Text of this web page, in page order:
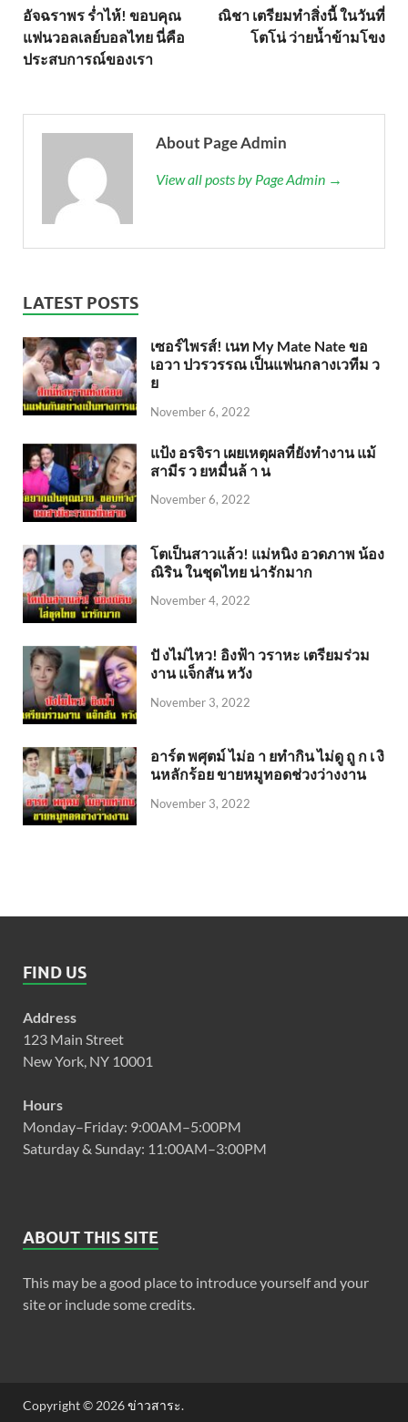
อัจฉราพร ร่ำไห้! ขอบคุณ
แฟนวอลเลย์บอลไทย นี่คือ
ประสบการณ์ของเรา
ณิชา เตรียมทำสิ่งนี้ ในวันที่
โตโน่ ว่ายน้ำข้ามโขง
About Page Admin
View all posts by Page Admin →
LATEST POSTS
เซอร์ไพรส์! เนท My Mate Nate ขอ
เอวา ปวรวรรณ เป็นแฟนกลางเวทีม ว
ย
November 6, 2022
แป้ง อรจิรา เผยเหตุผลที่ยังทำงาน แม้
สามีร ว ยหมื่นล้ า น
November 6, 2022
โตเป็นสาวแล้ว! แม่หนิง อวดภาพ น้อง
ณิริน ในชุดไทย น่ารักมาก
November 4, 2022
ปั งไม่ไหว! อิงฟ้า วราหะ เตรียมร่วม
งาน แจ็กสัน หวัง
November 3, 2022
อาร์ต พศุตม์ ไม่อ า ยทำกิน ไม่ดู ถู ก เ งิ
นหลักร้อย ขายหมูทอดช่วงว่างงาน
November 3, 2022
FIND US
Address
123 Main Street
New York, NY 10001
Hours
Monday–Friday: 9:00AM–5:00PM
Saturday & Sunday: 11:00AM–3:00PM
ABOUT THIS SITE
This may be a good place to introduce yourself and your
site or include some credits.
Copyright © 2026ข่าวสาระ.